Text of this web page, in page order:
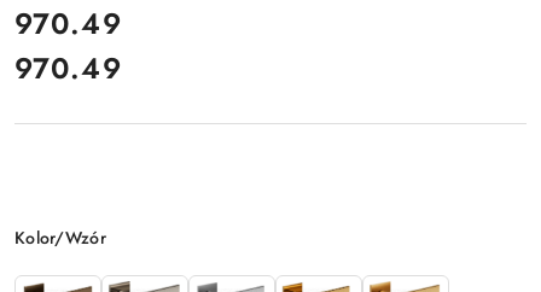
cena:
970.49
Cena:
970.49
Wariant
Kolor/Wzór